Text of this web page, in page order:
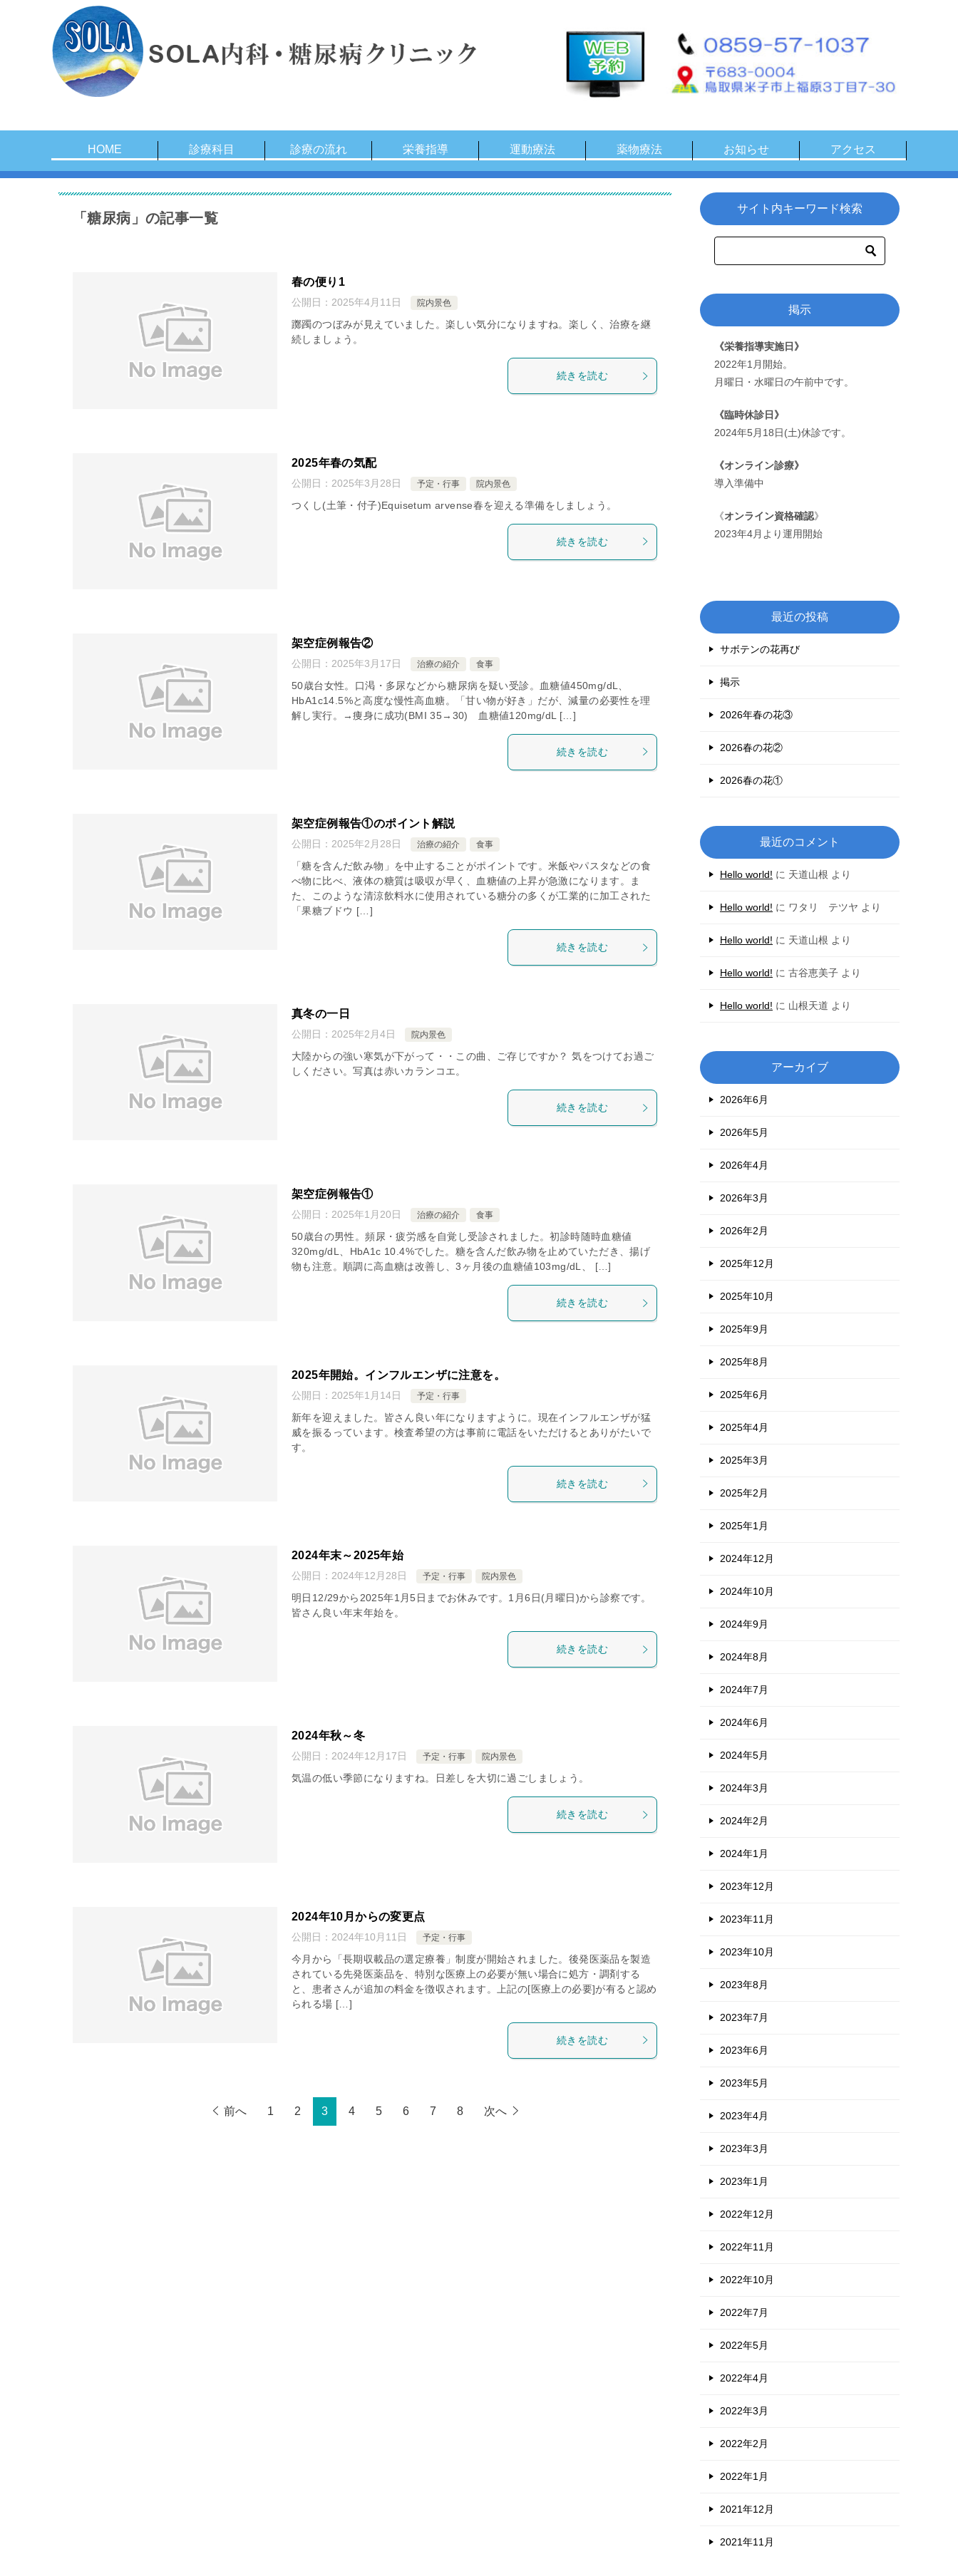
HOME 診療科目 診療の流れ 栄養指導 運動療法 薬物療法 お知らせ アクセス
「糖尿病」の記事一覧
春の便り1
公開日： 2025年4月11日 院内景色
躑躅のつぼみが見えていました。楽しい気分になりますね。楽しく、治療を継
続しましょう。
続きを読む
2025年春の気配
公開日： 2025年3月28日 予定・行事 院内景色
つくし(土筆・付子)Equisetum arvense春を迎える準備をしましょう。
続きを読む
架空症例報告②
公開日： 2025年3月17日 治療の紹介 食事
50歳台女性。口渇・多尿などから糖尿病を疑い受診。血糖値450mg/dL、
HbA1c14.5%と高度な慢性高血糖。「甘い物が好き」だが、減量の必要性を理
解し実行。→痩身に成功(BMI 35→30) 血糖値120mg/dL […]
続きを読む
架空症例報告①のポイント解説
公開日： 2025年2月28日 治療の紹介 食事
「糖を含んだ飲み物」を中止することがポイントです。米飯やパスタなどの食
べ物に比べ、液体の糖質は吸収が早く、血糖値の上昇が急激になります。ま
た、このような清涼飲料水に使用されている糖分の多くが工業的に加工された
「果糖ブドウ […]
続きを読む
真冬の一日
公開日： 2025年2月4日 院内景色
大陸からの強い寒気が下がって・・この曲、ご存じですか？ 気をつけてお過ご
しください。写真は赤いカランコエ。
続きを読む
架空症例報告①
公開日： 2025年1月20日 治療の紹介 食事
50歳台の男性。頻尿・疲労感を自覚し受診されました。初診時随時血糖値
320mg/dL、HbA1c 10.4%でした。糖を含んだ飲み物を止めていただき、揚げ
物も注意。順調に高血糖は改善し、3ヶ月後の血糖値103mg/dL、 […]
続きを読む
2025年開始。インフルエンザに注意を。
公開日： 2025年1月14日 予定・行事
新年を迎えました。皆さん良い年になりますように。現在インフルエンザが猛
威を振るっています。検査希望の方は事前に電話をいただけるとありがたいで
す。
続きを読む
2024年末～2025年始
公開日： 2024年12月28日 予定・行事 院内景色
明日12/29から2025年1月5日までお休みです。1月6日(月曜日)から診察です。
皆さん良い年末年始を。
続きを読む
2024年秋～冬
公開日： 2024年12月17日 予定・行事 院内景色
気温の低い季節になりますね。日差しを大切に過ごしましょう。
続きを読む
2024年10月からの変更点
公開日： 2024年10月11日 予定・行事
今月から「長期収載品の選定療養」制度が開始されました。後発医薬品を製造
されている先発医薬品を、特別な医療上の必要が無い場合に処方・調剤する
と、患者さんが追加の料金を徴収されます。上記の[医療上の必要]が有ると認め
られる場 […]
続きを読む
前へ 1 2 3 4 5 6 7 8 次へ
サイト内キーワード検索
掲示
《栄養指導実施日》
2022年1月開始。
月曜日・水曜日の午前中です。
《臨時休診日》
2024年5月18日(土)休診です。
《オンライン診療》
導入準備中
《オンライン資格確認》
2023年4月より運用開始
最近の投稿
サボテンの花再び
掲示
2026年春の花③
2026春の花②
2026春の花①
最近のコメント
Hello world! に 天道山根 より
Hello world! に ワタリ テツヤ より
Hello world! に 天道山根 より
Hello world! に 古谷恵美子 より
Hello world! に 山根天道 より
アーカイブ
2026年6月
2026年5月
2026年4月
2026年3月
2026年2月
2025年12月
2025年10月
2025年9月
2025年8月
2025年6月
2025年4月
2025年3月
2025年2月
2025年1月
2024年12月
2024年10月
2024年9月
2024年8月
2024年7月
2024年6月
2024年5月
2024年3月
2024年2月
2024年1月
2023年12月
2023年11月
2023年10月
2023年8月
2023年7月
2023年6月
2023年5月
2023年4月
2023年3月
2023年1月
2022年12月
2022年11月
2022年10月
2022年7月
2022年5月
2022年4月
2022年3月
2022年2月
2022年1月
2021年12月
2021年11月